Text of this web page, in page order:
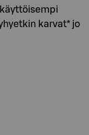
karvat* jo